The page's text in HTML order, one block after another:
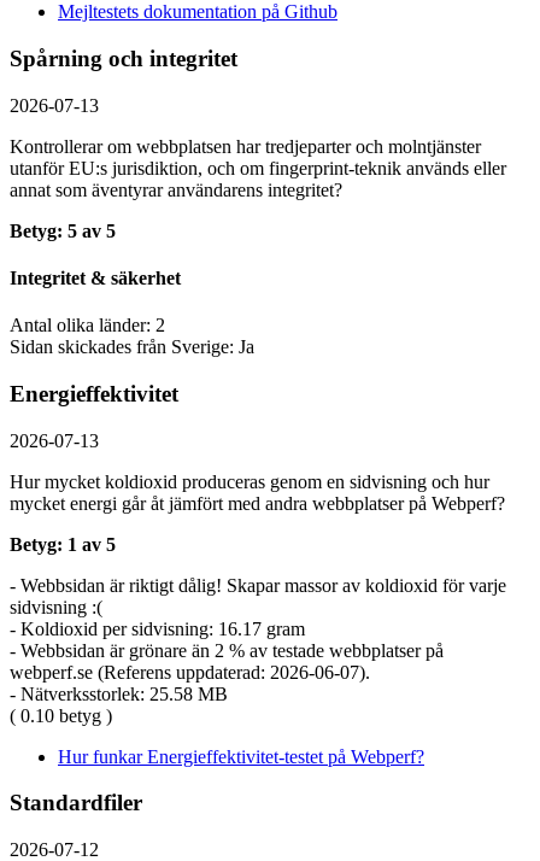
Mejltestets dokumentation på Github
Spårning och integritet
2026-07-13
Kontrollerar om webbplatsen har tredjeparter och molntjänster
utanför EU:s jurisdiktion, och om fingerprint-teknik används eller
annat som äventyrar användarens integritet?
Betyg: 5 av 5
Integritet & säkerhet
Antal olika länder: 2
Sidan skickades från Sverige: Ja
Energieffektivitet
2026-07-13
Hur mycket koldioxid produceras genom en sidvisning och hur
mycket energi går åt jämfört med andra webbplatser på Webperf?
Betyg: 1 av 5
- Webbsidan är riktigt dålig! Skapar massor av koldioxid för varje
sidvisning :(
- Koldioxid per sidvisning: 16.17 gram
- Webbsidan är grönare än 2 % av testade webbplatser på
webperf.se (Referens uppdaterad: 2026-06-07).
- Nätverksstorlek: 25.58 MB
( 0.10 betyg )
Hur funkar Energieffektivitet-testet på Webperf?
Standardfiler
2026-07-12